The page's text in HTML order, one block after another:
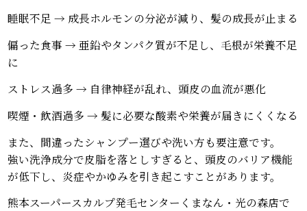
睡眠不足 → 成長ホルモンの分泌が減り、髪の成長が止まる
偏った食事 → 亜鉛やタンパク質が不足し、毛根が栄養不足
に
ストレス過多 → 自律神経が乱れ、頭皮の血流が悪化
喫煙・飲酒過多 → 髪に必要な酸素や栄養が届きにくくなる
また、間違ったシャンプー選びや洗い方も要注意です。
強い洗浄成分で皮脂を落としすぎると、頭皮のバリア機能
が低下し、炎症やかゆみを引き起こすことがあります。
熊本スーパースカルプ発毛センターくまなん・光の森店で